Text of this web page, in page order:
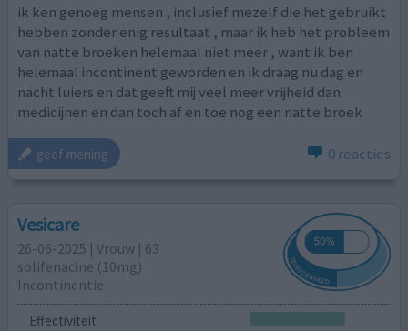
ik ken genoeg mensen , inclusief mezelf die het gebruikt
hebben zonder enig resultaat , maar ik heb het probleem
van natte broeken helemaal niet meer , want ik ben
helemaal incontinent geworden en ik draag nu dag en
nacht luiers en dat geeft mij veel meer vrijheid dan
medicijnen en dan toch af en toe nog een natte broek
geef mening 0 reacties
Vesicare
26-06-2025 | Vrouw | 63
solifenacine (10mg)
Incontinentie
Effectiviteit